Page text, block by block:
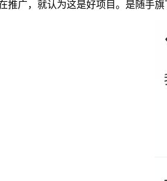
推广，就认为这是好项目。是随手